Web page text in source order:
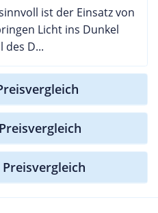
ist der Einsatz von
Licht ins Dunkel
des D...